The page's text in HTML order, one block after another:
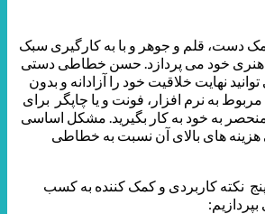
دست، قلم و جوهر و با به کارگیری سبک
هنری خود می پردازد. حسن خطاطی دستی
نهایت خلاقیت خود را آزادانه و بدون
به نرم افزار، فونت و یا چاپگر برای
به خود به کار بگیرید. مشکل اساسی
های بالای آن نسبت به خطاطی
پنج نکته کاربردی و کمک کننده به کسب